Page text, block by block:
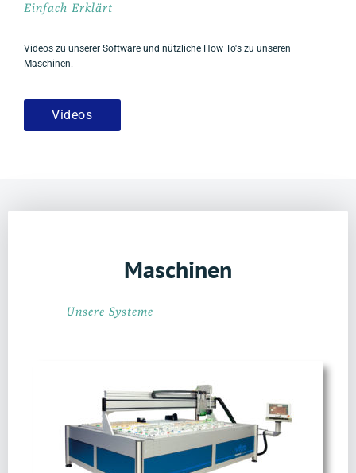
Einfach Erklärt
Videos zu unserer Software und nützliche How To's zu unseren
Maschinen.
Videos
Maschinen
Unsere Systeme